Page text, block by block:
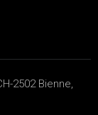
2502 Bienne,